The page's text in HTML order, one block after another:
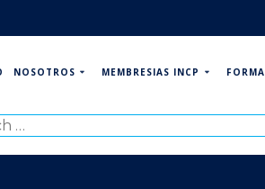
NOSOTROS MEMBRESIAS INCP